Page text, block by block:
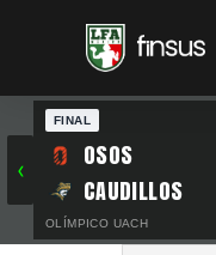
‹
FINAL
OSOS
CAUDILLOS
OLÍMPICO UACH